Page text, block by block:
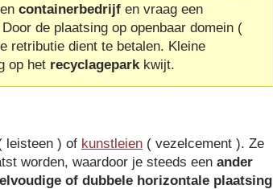
containerbedrijf en vraag een
Door de plaatsing op openbaar domein (
retributie dient te betalen. Kleine
op het recyclagepark kwijt.
leisteen ) of kunstleien ( vezelcement ). Ze
worden, waardoor je steeds een ander
of dubbele horizontale plaatsing